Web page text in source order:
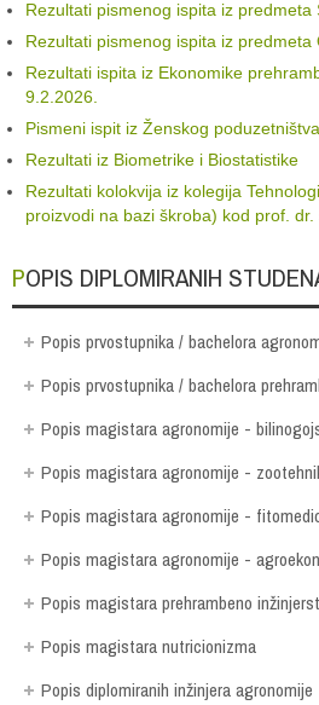
Rezultati pismenog ispita iz predmeta
Rezultati pismenog ispita iz predmeta
Rezultati ispita iz Ekonomike
9.2.2026.
Pismeni ispit iz Ženskog
Rezultati iz Biometrike i Biostatistike
Rezultati kolokvija iz kolegija
proizvodi na bazi škroba) kod prof.
POPIS DIPLOMIRANIH
Popis prvostupnika / bachelora
Popis prvostupnika / bachelora
Popis magistara agronomije -
Popis magistara agronomije -
Popis magistara agronomije -
Popis magistara agronomije -
Popis magistara prehrambeno
Popis magistara nutricionizma
Popis diplomiranih inžinjera agronomije